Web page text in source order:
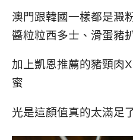
澳門跟韓國一樣都是澱
醬粒粒西多士、滑蛋豬
加上凱恩推薦的豬頸肉
蜜
光是這顏值真的太滿足